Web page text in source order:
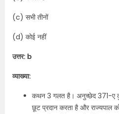
(c) सभी तीनों
(d) कोई नहीं
उत्तर: b
व्याख्या:
कथन 3 गलत है। अनुच्छेद 371-ए
छूट प्रदान करता है और राज्यपाल